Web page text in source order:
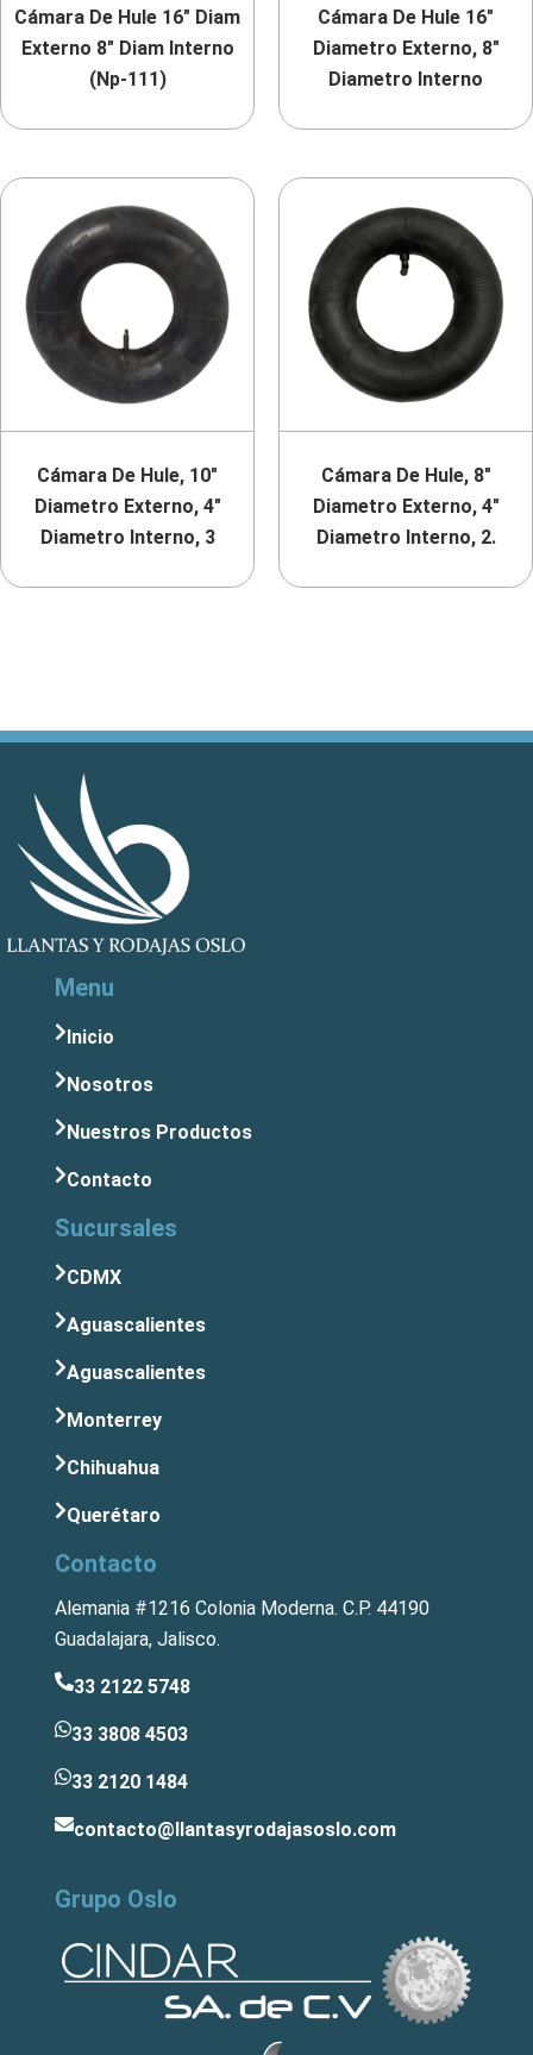
Cámara De Hule 16″ Diam
Externo 8″ Diam Interno
(Np-111)
Cámara De Hule 16″
Diametro Externo, 8″
Diametro Interno
Cámara De Hule, 10″
Diametro Externo, 4″
Diametro Interno, 3
Cámara De Hule, 8″
Diametro Externo, 4″
Diametro Interno, 2.
Menu
Inicio
Nosotros
Nuestros Productos
Contacto
Sucursales
CDMX
Aguascalientes
Aguascalientes
Monterrey
Chihuahua
Querétaro
Contacto
Alemania #1216 Colonia Moderna. C.P. 44190
Guadalajara, Jalisco.
33 2122 5748
33 3808 4503
33 2120 1484
contacto@llantasyrodajasoslo.com
Grupo Oslo